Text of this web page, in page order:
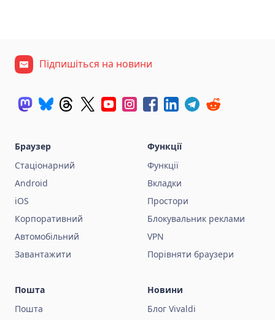
Підпишіться на новини
Браузер
Стаціонарний
Android
iOS
Корпоративний
Автомобільний
Завантажити
Функції
Функції
Вкладки
Простори
Блокувальник реклами
VPN
Порівняти браузери
Пошта
Пошта
Новини
Блог Vivaldi